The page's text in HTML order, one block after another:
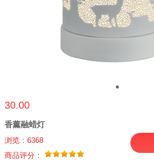
●
30.00
香薰融蜡灯
浏览：6368
商品评分：